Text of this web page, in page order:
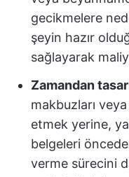
gecikmelere
şeyin hazır
sağlayarak
Zamandan
makbuzları
etmek yerine,
belgeleri
verme sürecini